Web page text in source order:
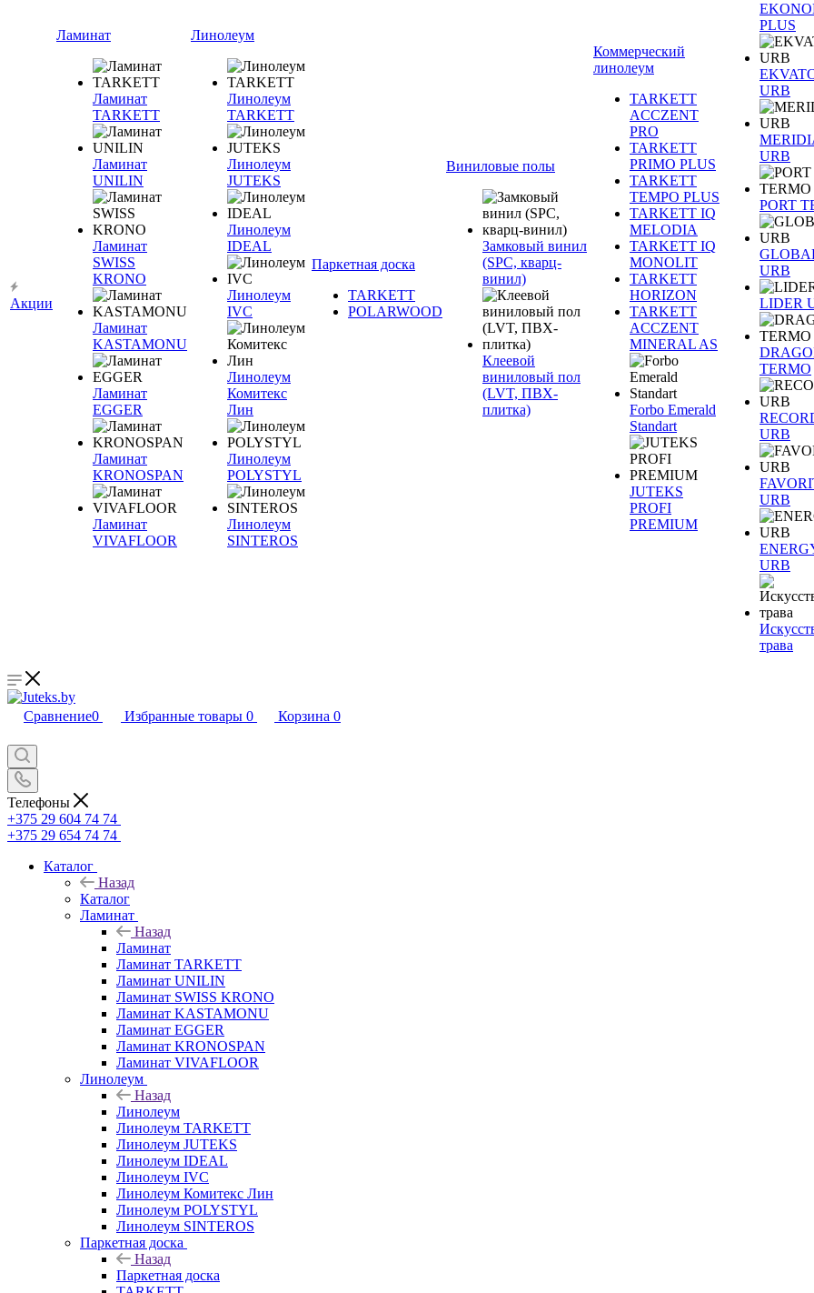
Акции
Ламинат
Ламинат
TARKETT
Ламинат
UNILIN
Ламинат
SWISS
KRONO
Ламинат
KASTAMONU
Ламинат
EGGER
Ламинат
KRONOSPAN
Ламинат
VIVAFLOOR
Линолеум
Линолеум
TARKETT
Линолеум
JUTEKS
Линолеум
IDEAL
Линолеум
IVC
Линолеум
Комитекс
Лин
Линолеум
POLYSTYL
Линолеум
SINTEROS
Паркетная доска
TARKETT
POLARWOOD
Виниловые полы
Замковый винил
(SPC, кварц-
винил)
Клеевой
виниловый пол
(LVT, ПВХ-
плитка)
Коммерческий
линолеум
TARKETT
ACCZENT
PRO
TARKETT
PRIMO PLUS
TARKETT
TEMPO PLUS
TARKETT IQ
MELODIA
TARKETT IQ
MONOLIT
TARKETT
HORIZON
TARKETT
ACCZENT
MINERAL AS
Forbo Emerald
Standart
JUTEKS
PROFI
PREMIUM
PLUS
URB
URB
PORT
URB
LIDER
TERMO
URB
URB
URB
трава
Сравнение0 Избранные товары 0 Корзина 0
Телефоны
+375 29 604 74 74
+375 29 654 74 74
Каталог
Назад
Каталог
Ламинат
Назад
Ламинат
Ламинат TARKETT
Ламинат UNILIN
Ламинат SWISS KRONO
Ламинат KASTAMONU
Ламинат EGGER
Ламинат KRONOSPAN
Ламинат VIVAFLOOR
Линолеум
Назад
Линолеум
Линолеум TARKETT
Линолеум JUTEKS
Линолеум IDEAL
Линолеум IVC
Линолеум Комитекс Лин
Линолеум POLYSTYL
Линолеум SINTEROS
Паркетная доска
Назад
Паркетная доска